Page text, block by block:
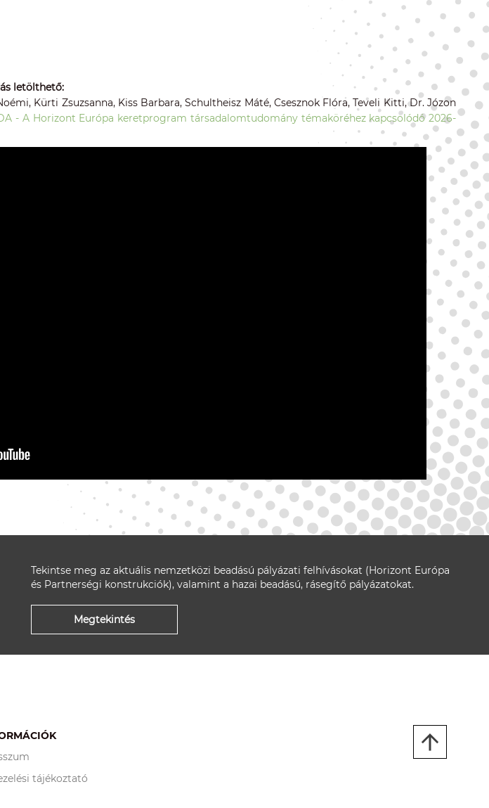
letölthető:
Kürti Zsuzsanna, Kiss Barbara, Schultheisz Máté, Csesznok Flóra, Teveli Kitti, Dr. Józon
- A Horizont Európa keretprogram társadalomtudomány témaköréhez kapcsolódó 2026-
Tekintse meg az aktuális nemzetközi beadású pályázati felhívásokat (Horizont Európa
és Partnerségi konstrukciók), valamint a hazai beadású, rásegítő pályázatokat.
Megtekintés
tájékoztató